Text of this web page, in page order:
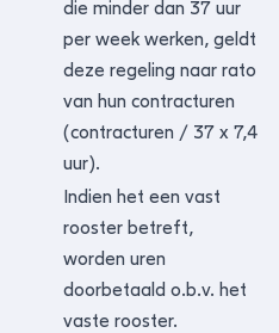
die minder dan 37 uur
per week werken, geldt
deze regeling naar rato
van hun contracturen
(contracturen / 37 x 7,4
uur).
Indien het een vast
rooster betreft,
worden uren
doorbetaald o.b.v. het
vaste rooster.